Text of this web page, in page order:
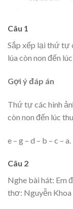
Câu 1
Sắp xếp lại thứ tự
lúa còn non đến
Gợi ý đáp án
Thứ tự các hình
còn non đến lúc
e – g – d – b – c – a.
Câu 2
Nghe bài hát: Em
thơ: Nguyễn